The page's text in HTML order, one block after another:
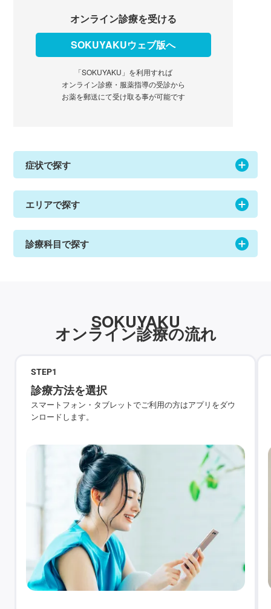
オンライン診療を受ける
SOKUYAKUウェブ版へ
「SOKUYAKU」を利用すれば
オンライン診療・服薬指導の受診から
お薬を郵送にて受け取る事が可能です
症状で探す
エリアで探す
診療科目で探す
SOKUYAKU
オンライン診療の流れ
STEP1
診療方法を選択
スマートフォン・タブレットでご利用の方はアプリをダウ
ンロードします。